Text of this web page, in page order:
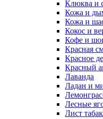
Клюква и
Кожа и
Кожа и
Кокос и
Кофе и
Красная
Красное
Красный
Лаванда
Ладан и
Лесные
Лист